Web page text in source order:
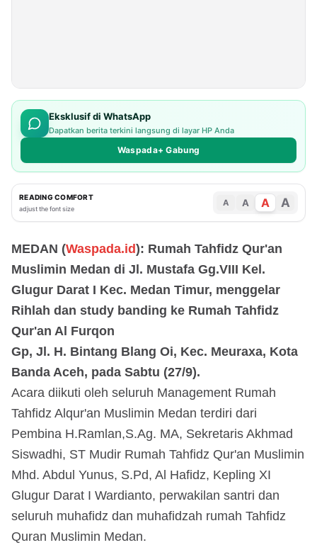
Eksklusif di WhatsApp
Dapatkan berita terkini langsung di layar HP Anda
Waspada+ Gabung
READING COMFORT
adjust the font size
A A A A
MEDAN (Waspada.id): Rumah Tahfidz Qur'an
Muslimin Medan di Jl. Mustafa Gg.VIII Kel.
Glugur Darat I Kec. Medan Timur, menggelar
Rihlah dan study banding ke Rumah Tahfidz
Qur'an Al Furqon
Gp, Jl. H. Bintang Blang Oi, Kec. Meuraxa, Kota
Banda Aceh, pada Sabtu (27/9).
Acara diikuti oleh seluruh Management Rumah
Tahfidz Alqur'an Muslimin Medan terdiri dari
Pembina H.Ramlan,S.Ag. MA, Sekretaris Akhmad
Siswadhi, ST Mudir Rumah Tahfidz Qur'an Muslimin
Mhd. Abdul Yunus, S.Pd, Al Hafidz, Kepling XI
Glugur Darat I Wardianto, perwakilan santri dan
seluruh muhafidz dan muhafidzah rumah Tahfidz
Quran Muslimin Medan.